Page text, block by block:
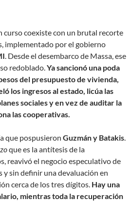
curso coexiste con un brutal recorte
implementado por el gobierno
. Desde el desembarco de Massa, ese
redoblado.Ya sancionó una poda
del presupuesto de vivienda,
los ingresos al estado, licúa las
sociales y en vez de auditar la
las cooperativas.
que pospusieron Guzmán y Batakis.
que es la antítesis de la
reavivó el negocio especulativo de
y sin definir una devaluación en
cerca de los tres dígitos. Hay una
mientras toda la recuperación